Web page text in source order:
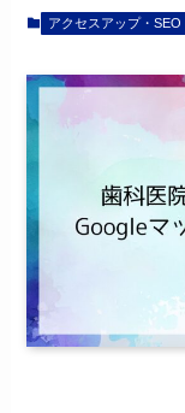
アクセスアップ・SEO